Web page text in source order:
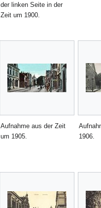
der linken Seite in der
Zeit um 1900.
Aufnahme aus der Zeit
um 1905.
1906.